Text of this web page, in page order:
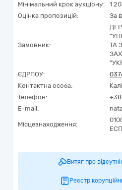
Мінімальний крок аукціону:
1
Оцінка пропозицій:
За
Замовник:
ТА
ЄДРПОУ:
Контактна особа:
Телефон:
E-mail:
Місцезнаходження:
Витяг про
Реєстр